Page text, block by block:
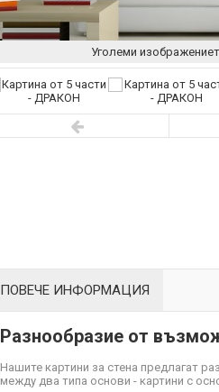
Уголеми
ПОВЕЧЕ ИНФОРМАЦИЯ
Разнообразие от
Нашите картини за стена предлагат
между два типа основи - картини с